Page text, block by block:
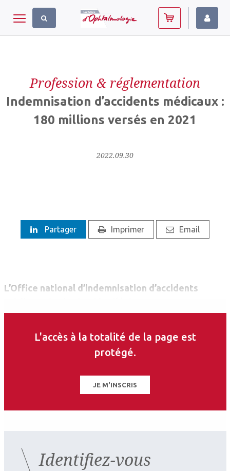
Toggle navigation
Profession & réglementation
Indemnisation d’accidents médicaux :
180 millions versés en 2021
2022.09.30
Partager Imprimer Email
L’Office national d’indemnisation d’accidents
d’activité annuel, mi-juillet, les chiffres
atteint 33,7% par rapport à 2020, les sommes
totales versées s’élevant à 180 millions d’euros.
L'accès à la totalité de la page est
protégé.
JE M'INSCRIS
Identifiez-vous
Panneau de gestion des cookies